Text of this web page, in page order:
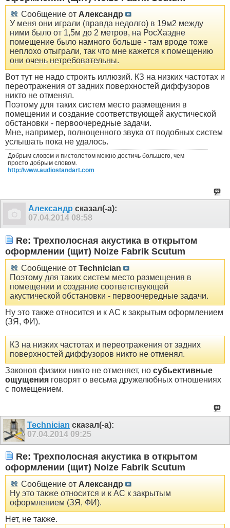
Сообщение от Александр
У меня они играли (правда недолго) в 19м2 между
ними было от 1,5м до 2 метров, на РосХаэдне
помещение было намного больше - там вроде тоже
неплохо отыграли, так что мне кажется к помещению
они очень нетребовательны.
Вот тут не надо строить иллюзий. КЗ на низких частотах и
переотражения от задних поверхностей диффузоров
никто не отменял.
Поэтому для таких систем место размещения в
помещении и создание соответствующей акустической
обстановки - первоочередные задачи.
Мне, например, полноценного звука от подобных систем
услышать пока не удалось.
Добрым словом и пистолетом можно достичь большего, чем
просто добрым словом.
http://www.audiostandart.com
Александр сказал(-а):
07.04.2014 08:58
Re: Трехполосная акустика в открытом
оформлении (щит) Noize Fabrik Scutum
Сообщение от Technician
Поэтому для таких систем место размещения в
помещении и создание соответствующей
акустической обстановки - первоочередные задачи.
Ну это также относится и к АС к закрытым оформлением
(ЗЯ, ФИ).
КЗ на низких частотах и переотражения от задних
поверхностей диффузоров никто не отменял.
Законов физики никто не отменяет, но субьективные
ощущения говорят о весьма дружелюбных отношениях
с помещением.
Technician сказал(-а):
07.04.2014 09:25
Re: Трехполосная акустика в открытом
оформлении (щит) Noize Fabrik Scutum
Сообщение от Александр
Ну это также относится и к АС к закрытым
оформлением (ЗЯ, ФИ).
Нет, не также.